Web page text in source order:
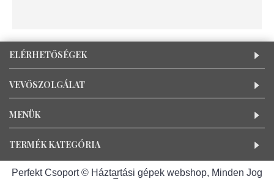
ELÉRHETŐSÉGEK
VEVŐSZOLGÁLAT
MENÜK
TERMÉK KATEGÓRIA
Perfekt Csoport © Háztartási gépek webshop, Minden Jog